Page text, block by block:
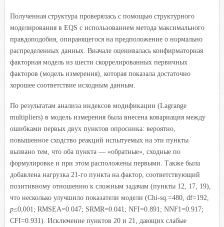
Полученная структура проверялась с помощью структурного
моделирования в EQS с использованием метода максимального
правдоподобия, опирающегося на предположение о нормально
распределенных данных. Вначале оценивалась конфирматорная
факторная модель из шести скоррелированных первичных
факторов (модель измерения), которая показала достаточно
хорошее соответствие исходным данным.
По результатам анализа индексов модификации (Lagrange
multipliers) в модель измерения была внесена ковариация между
ошибками первых двух пунктов опросника: вероятно,
повышенное сходство реакций испытуемых на эти пункты
вызвано тем, что оба пункта — «обратные», сходные по
формулировке и при этом расположены первыми. Также была
добавлена нагрузка 21-го пункта на фактор, соответствующий
позитивному отношению к сложным задачам (пункты 12, 17, 19),
что несколько улучшило показатели модели (Chi-sq.=480, df=192,
p≤0,001; RMSEA=0.047; SRMR=0.041; NFI=0.891; NNF1=0.917;
CFI=0.931). Исключение пунктов 20 и 21, дающих слабые